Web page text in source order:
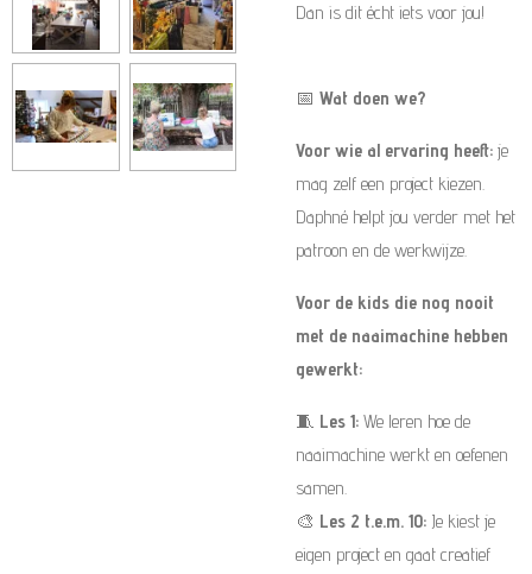
Dan is dit écht iets voor jou!
📅 Wat doen we?
Voor wie al ervaring heeft: je
mag zelf een project kiezen.
Daphné helpt jou verder met het
patroon en de werkwijze.
Voor de kids die nog nooit
met de naaimachine hebben
gewerkt:
🧵 Les 1: We leren hoe de
naaimachine werkt en oefenen
samen.
🎨 Les 2 t.e.m. 10: Je kiest je
eigen project en gaat creatief